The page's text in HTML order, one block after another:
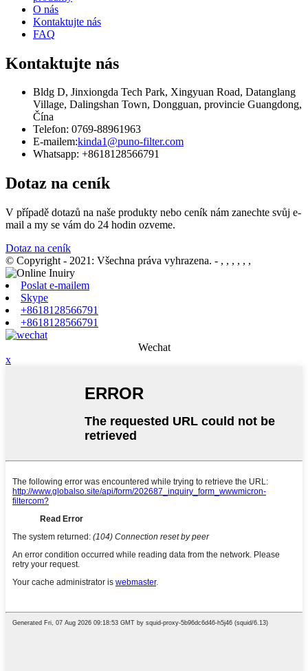
O nás
Kontaktujte nás
FAQ
Kontaktujte nás
Bldg D, Jinxiongda Tech Park, Xingyuan Road, Datanglang
Village, Dalingshan Town, Dongguan, provincie Guangdong,
Čína
Telefon: 0769-88961963
E-mailem:kinda1@puno-filter.com
Whatsapp: +8618128566791
Dotaz na ceník
V případě dotazů na naše produkty nebo ceník nám zanechte svůj e-
mail a my se vám do 24 hodin ozveme.
Dotaz na ceník
© Copyright - 2021: Všechna práva vyhrazena. - , , , , , ,
Poslat e-mailem
Skype
+8618128566791
+8618128566791
Wechat
x